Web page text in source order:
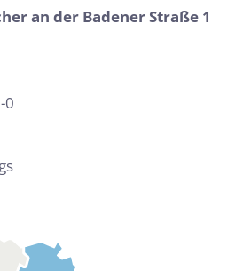
an der Badener Straße 1
0